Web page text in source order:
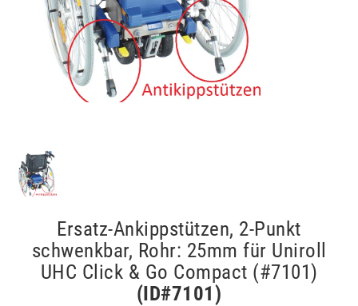
Ersatz-Ankippstützen, 2-Punkt
schwenkbar, Rohr: 25mm für Uniroll
UHC Click & Go Compact (#7101)
(ID#7101)